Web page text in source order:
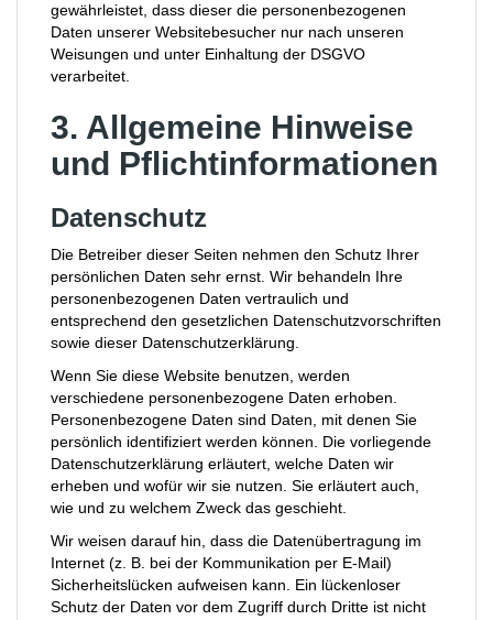
gewährleistet, dass dieser die personenbezogenen
Daten unserer Websitebesucher nur nach unseren
Weisungen und unter Einhaltung der DSGVO
verarbeitet.
3. Allgemeine Hinweise
und Pflicht­informationen
Datenschutz
Die Betreiber dieser Seiten nehmen den Schutz Ihrer
persönlichen Daten sehr ernst. Wir behandeln Ihre
personenbezogenen Daten vertraulich und
entsprechend den gesetzlichen Datenschutzvorschriften
sowie dieser Datenschutzerklärung.
Wenn Sie diese Website benutzen, werden
verschiedene personenbezogene Daten erhoben.
Personenbezogene Daten sind Daten, mit denen Sie
persönlich identifiziert werden können. Die vorliegende
Datenschutzerklärung erläutert, welche Daten wir
erheben und wofür wir sie nutzen. Sie erläutert auch,
wie und zu welchem Zweck das geschieht.
Wir weisen darauf hin, dass die Datenübertragung im
Internet (z. B. bei der Kommunikation per E-Mail)
Sicherheitslücken aufweisen kann. Ein lückenloser
Schutz der Daten vor dem Zugriff durch Dritte ist nicht